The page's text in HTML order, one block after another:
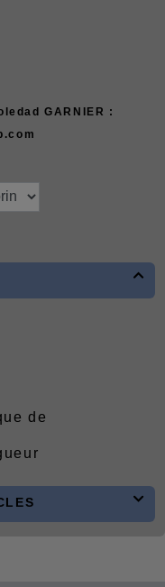

de

GARNIER :